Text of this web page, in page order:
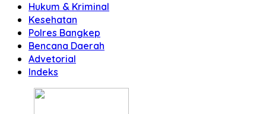
Hukum & Kriminal
Kesehatan
Polres Bangkep
Bencana Daerah
Advetorial
Indeks